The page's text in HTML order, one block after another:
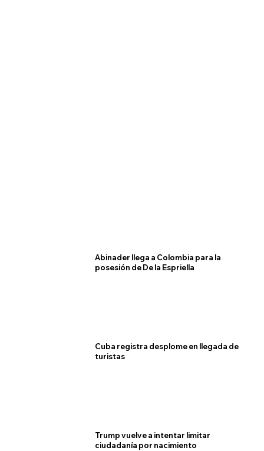
Abinader llega a Colombia para la
posesión de De la Espriella
Cuba registra desplome en llegada de
turistas
Trump vuelve a intentar limitar
ciudadanía por nacimiento